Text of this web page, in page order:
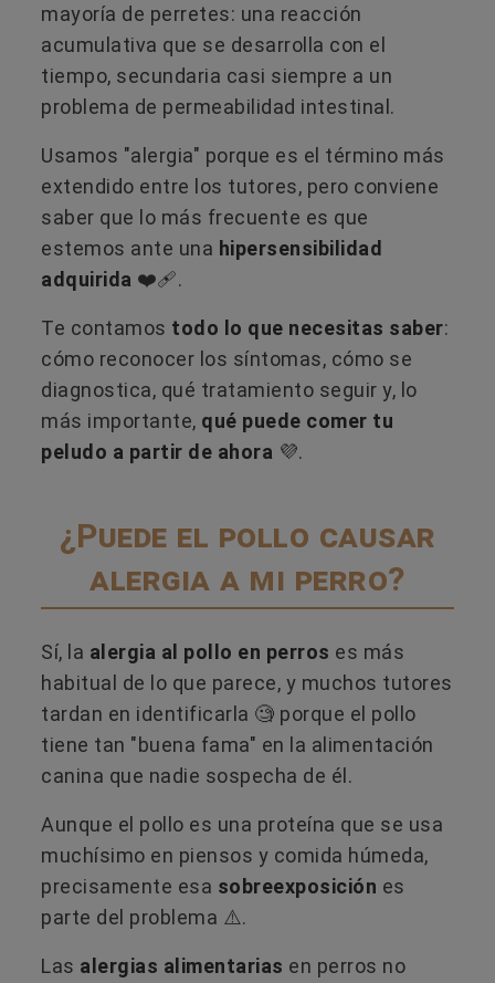
mayoría de perretes: una reacción
acumulativa que se desarrolla con el
tiempo, secundaria casi siempre a un
problema de permeabilidad intestinal.
Usamos "alergia" porque es el término más
extendido entre los tutores, pero conviene
saber que lo más frecuente es que
estemos ante una hipersensibilidad
adquirida ❤️‍🩹.
Te contamos todo lo que necesitas saber:
cómo reconocer los síntomas, cómo se
diagnostica, qué tratamiento seguir y, lo
más importante, qué puede comer tu
peludo a partir de ahora 💜.
¿Puede el pollo causar
alergia a mi perro?
Sí, la alergia al pollo en perros es más
habitual de lo que parece, y muchos tutores
tardan en identificarla 🧐​ porque el pollo
tiene tan "buena fama" en la alimentación
canina que nadie sospecha de él.
Aunque el pollo es una proteína que se usa
muchísimo en piensos y comida húmeda,
precisamente esa sobreexposición es
parte del problema ⚠️.
Las alergias alimentarias en perros no